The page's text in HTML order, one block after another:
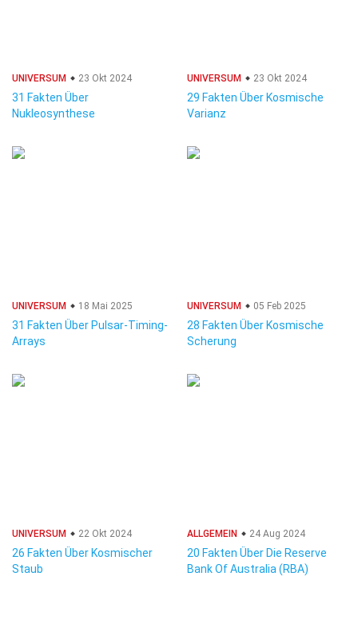
UNIVERSUM 23 Okt 2024
31 Fakten Über
Nukleosynthese
UNIVERSUM 23 Okt 2024
29 Fakten Über Kosmische
Varianz
UNIVERSUM 18 Mai 2025
31 Fakten Über Pulsar-Timing-
Arrays
UNIVERSUM 05 Feb 2025
28 Fakten Über Kosmische
Scherung
UNIVERSUM 22 Okt 2024
26 Fakten Über Kosmischer
Staub
ALLGEMEIN 24 Aug 2024
20 Fakten Über Die Reserve
Bank Of Australia (RBA)